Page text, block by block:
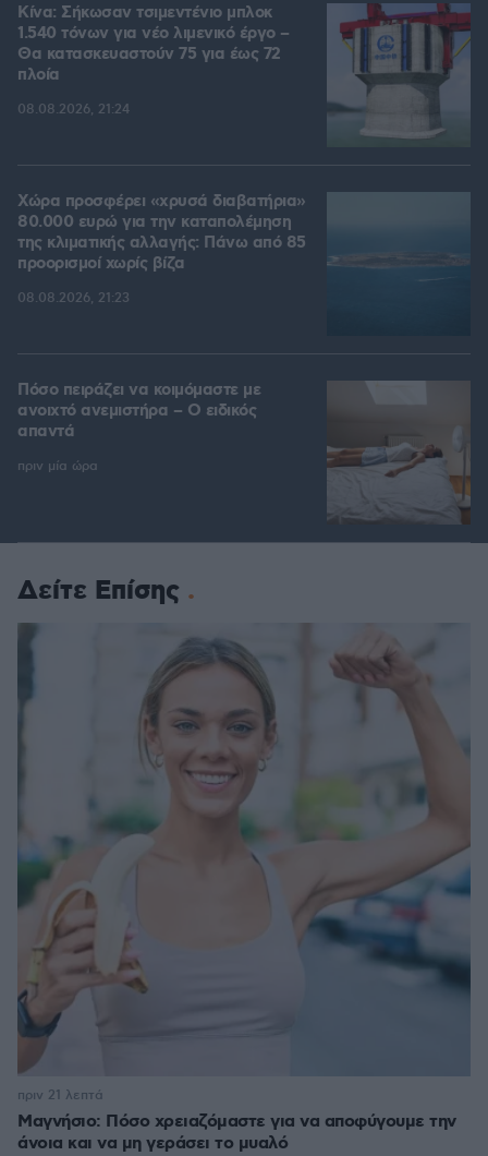
Κίνα: Σήκωσαν τσιμεντένιο μπλοκ
1.540 τόνων για νέο λιμενικό έργο –
Θα κατασκευαστούν 75 για έως 72
πλοία
08.08.2026, 21:24
Χώρα προσφέρει «χρυσά διαβατήρια»
80.000 ευρώ για την καταπολέμηση
της κλιματικής αλλαγής: Πάνω από 85
προορισμοί χωρίς βίζα
08.08.2026, 21:23
Πόσο πειράζει να κοιμόμαστε με
ανοιχτό ανεμιστήρα – Ο ειδικός
απαντά
πριν μία ώρα
Δείτε Επίσης
Μαγνήσιο: Πόσο χρειαζόμαστε για να αποφύγουμε την
άνοια και να μη γεράσει το μυαλό
πριν 21 λεπτά